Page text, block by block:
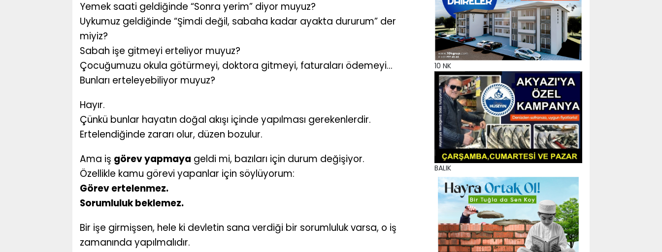
Yemek saati geldiğinde “Sonra yerim” diyor muyuz?
Uykumuz geldiğinde “Şimdi değil, sabaha kadar ayakta dururum” der
miyiz?
Sabah işe gitmeyi erteliyor muyuz?
Çocuğumuzu okula götürmeyi, doktora gitmeyi, faturaları ödemeyi...
Bunları erteleyebiliyor muyuz?
Hayır.
Çünkü bunlar hayatın doğal akışı içinde yapılması gerekenlerdir.
Ertelendiğinde zararı olur, düzen bozulur.
Ama iş görev yapmaya geldi mi, bazıları için durum değişiyor.
Özellikle kamu görevi yapanlar için söylüyorum:
Görev ertelenmez.
Sorumluluk beklemez.
Bir işe girmişsen, hele ki devletin sana verdiği bir sorumluluk varsa, o iş
zamanında yapılmalıdır.
10 NK
BALIK